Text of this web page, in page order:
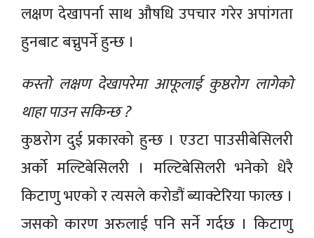
लक्षण देखापर्ना साथ औषधि उपचार गरेर अपांगता
हुनबाट बच्नुपर्ने हुन्छ ।
कस्तो लक्षण देखापरेमा आफूलाई कुष्ठरोग लागेको
थाहा पाउन सकिन्छ ?
कुष्ठरोग दुई प्रकारको हुन्छ । एउटा पाउसीबेसिलरी
अर्को मल्टिबेसिलरी । मल्टिबेसिलरी भनेको धेरै
किटाणु भएको र त्यसले करोडौं ब्याक्टेरिया फाल्छ ।
जसको कारण अरुलाई पनि सर्ने गर्दछ । किटाणु